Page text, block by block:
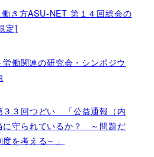
き方ASU-NET 第１４回総会の
定]
働関連の研究会・シンポジウ
３３回つどい 「公益通報（内
に守られているか？ ～問題だ
を考える～」